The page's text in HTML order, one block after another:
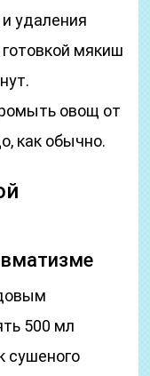
удаления
готовкой мякиш
овощ от
как обычно.
500 мл
сушеного